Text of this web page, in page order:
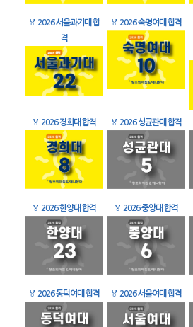
🏅 2026 서울과기대 합
격
🏅 2026 숙명여대 합격
🏅 2026 경희대 합격 🏅 2026 성균관대 합격
🏅 2026 한양대 합격 🏅 2026 중앙대 합격
🏅 2026 동덕여대 합격 🏅 2026 서울여대 합격